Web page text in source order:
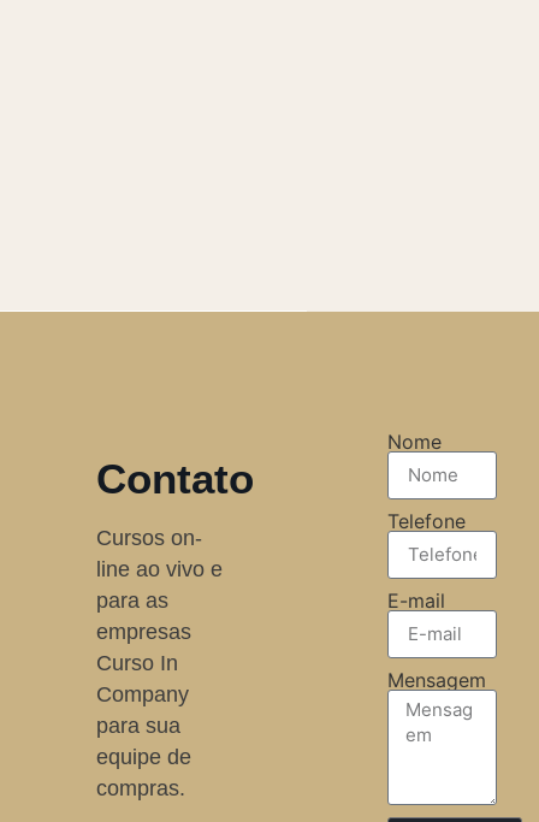
Contato
Cursos on-
line ao vivo e
para as
empresas
Curso In
Company
para sua
equipe de
compras.
Nome
Telefone
E-mail
Mensagem